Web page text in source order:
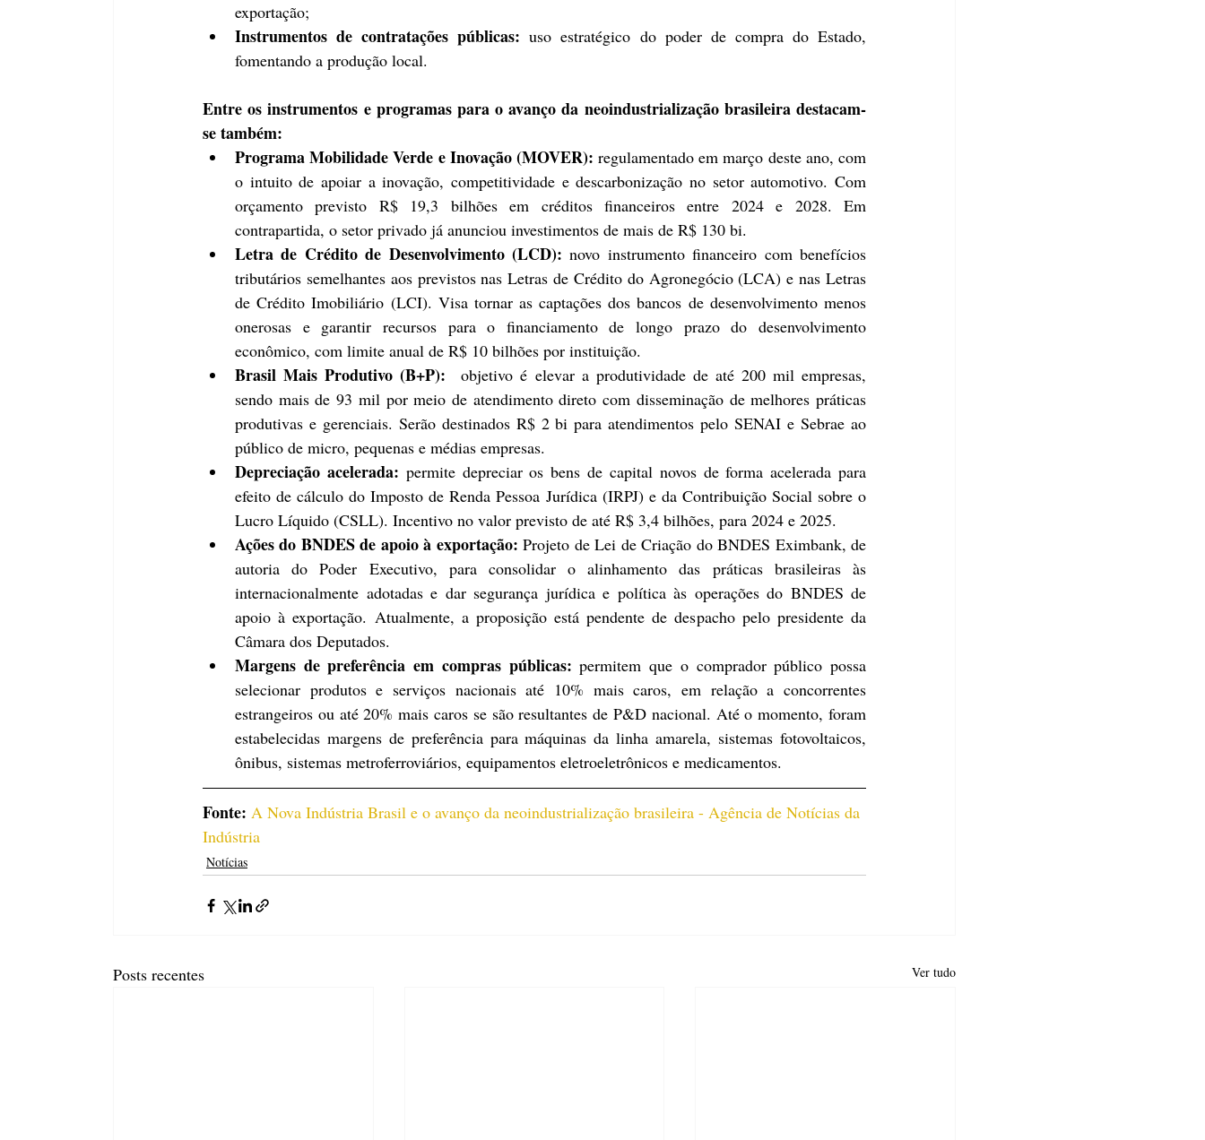
exportação;
Instrumentos de contratações públicas: uso estratégico do poder de compra do Estado,
fomentando a produção local.
Entre os instrumentos e programas para o avanço da neoindustrialização brasileira destacam-
se também:
Programa Mobilidade Verde e Inovação (MOVER): regulamentado em março deste ano, com
o intuito de apoiar a inovação, competitividade e descarbonização no setor automotivo. Com
orçamento previsto R$ 19,3 bilhões em créditos financeiros entre 2024 e 2028. Em
contrapartida, o setor privado já anunciou investimentos de mais de R$ 130 bi.
Letra de Crédito de Desenvolvimento (LCD): novo instrumento financeiro com benefícios
tributários semelhantes aos previstos nas Letras de Crédito do Agronegócio (LCA) e nas Letras
de Crédito Imobiliário (LCI). Visa tornar as captações dos bancos de desenvolvimento menos
onerosas e garantir recursos para o financiamento de longo prazo do desenvolvimento
econômico, com limite anual de R$ 10 bilhões por instituição.
Brasil Mais Produtivo (B+P): objetivo é elevar a produtividade de até 200 mil empresas,
sendo mais de 93 mil por meio de atendimento direto com disseminação de melhores práticas
produtivas e gerenciais. Serão destinados R$ 2 bi para atendimentos pelo SENAI e Sebrae ao
público de micro, pequenas e médias empresas.
Depreciação acelerada: permite depreciar os bens de capital novos de forma acelerada para
efeito de cálculo do Imposto de Renda Pessoa Jurídica (IRPJ) e da Contribuição Social sobre o
Lucro Líquido (CSLL). Incentivo no valor previsto de até R$ 3,4 bilhões, para 2024 e 2025.
Ações do BNDES de apoio à exportação: Projeto de Lei de Criação do BNDES Eximbank, de
autoria do Poder Executivo, para consolidar o alinhamento das práticas brasileiras às
internacionalmente adotadas e dar segurança jurídica e política às operações do BNDES de
apoio à exportação. Atualmente, a proposição está pendente de despacho pelo presidente da
Câmara dos Deputados.
Margens de preferência em compras públicas: permitem que o comprador público possa
selecionar produtos e serviços nacionais até 10% mais caros, em relação a concorrentes
estrangeiros ou até 20% mais caros se são resultantes de P&D nacional. Até o momento, foram
estabelecidas margens de preferência para máquinas da linha amarela, sistemas fotovoltaicos,
ônibus, sistemas metroferroviários, equipamentos eletroeletrônicos e medicamentos.
Fonte: A Nova Indústria Brasil e o avanço da neoindustrialização brasileira - Agência de Notícias da
Indústria
Notícias
Posts recentes Ver tudo